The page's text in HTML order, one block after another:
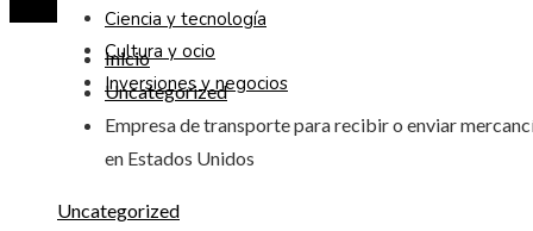
Ciencia y tecnología
Cultura y ocio
Inversiones y negocios
Inicio
Uncategorized
Empresa de transporte para recibir o enviar
en Estados Unidos
Uncategorized